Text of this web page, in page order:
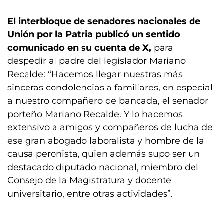
El interbloque de senadores nacionales de
Unión por la Patria publicó un sentido
comunicado en su cuenta de X, para
despedir al padre del legislador Mariano
Recalde: “Hacemos llegar nuestras más
sinceras condolencias a familiares, en especial
a nuestro compañero de bancada, el senador
porteño Mariano Recalde. Y lo hacemos
extensivo a amigos y compañeros de lucha de
ese gran abogado laboralista y hombre de la
causa peronista, quien además supo ser un
destacado diputado nacional, miembro del
Consejo de la Magistratura y docente
universitario, entre otras actividades”.